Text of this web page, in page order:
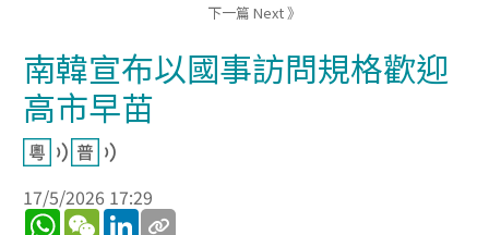
下一篇 Next 》
南韓宣布以國事訪問規格歡迎
高市早苗
17/5/2026 17:29
WhatsApp
WeChatLinkedIn